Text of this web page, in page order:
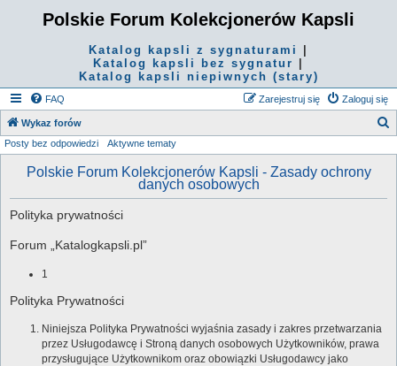
Polskie Forum Kolekcjonerów Kapsli
Katalog kapsli z sygnaturami
Katalog kapsli bez sygnatur
Katalog kapsli niepiwnych (stary)
FAQ Zaloguj się
Zarejestruj się
Wykaz forów
Posty bez odpowiedzi Aktywne tematy
Polskie Forum Kolekcjonerów Kapsli - Zasady ochrony
danych osobowych
Polityka prywatności
Forum „Katalogkapsli.pl”
1
Polityka Prywatności
Niniejsza Polityka Prywatności wyjaśnia zasady i zakres przetwarzania
przez Usługodawcę i Stroną danych osobowych Użytkowników, prawa
przysługujące Użytkownikom oraz obowiązki Usługodawcy jako